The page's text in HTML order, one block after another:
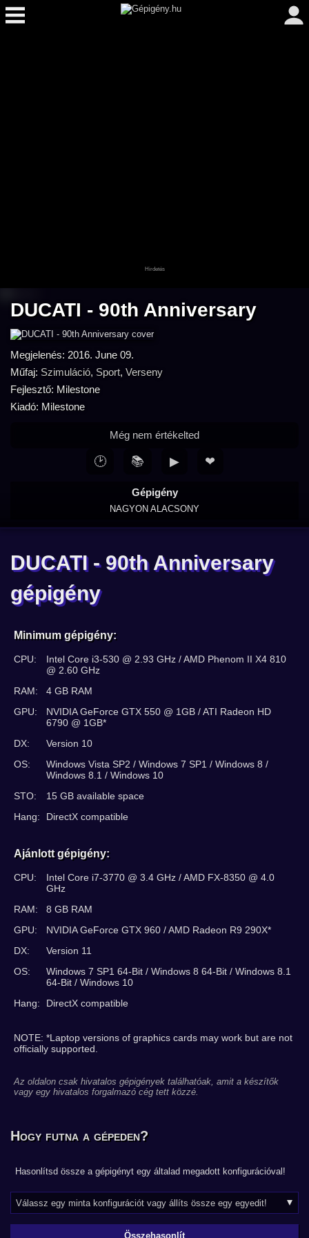
DUCATI - 90th Anniversary
Megjelenés: 2016. June 09.
Műfaj: Szimuláció, Sport, Verseny
Fejlesztő: Milestone
Kiadó: Milestone
Gépigény
NAGYON ALACSONY
Még nem értékelted
🕑 📚 ▶ ❤
DUCATI - 90th Anniversary
gépigény
Minimum gépigény:
CPU:
Intel Core i3-530 @ 2.93 GHz / AMD Phenom II X4 810
@ 2.60 GHz
RAM:
4 GB RAM
GPU:
NVIDIA GeForce GTX 550 @ 1GB / ATI Radeon HD
6790 @ 1GB*
DX:
Version 10
OS:
Windows Vista SP2 / Windows 7 SP1 / Windows 8 /
Windows 8.1 / Windows 10
STO:
15 GB available space
Hang:
DirectX compatible
Ajánlott gépigény:
CPU:
Intel Core i7-3770 @ 3.4 GHz / AMD FX-8350 @ 4.0
GHz
RAM:
8 GB RAM
GPU:
NVIDIA GeForce GTX 960 / AMD Radeon R9 290X*
DX:
Version 11
OS:
Windows 7 SP1 64-Bit / Windows 8 64-Bit / Windows 8.1
64-Bit / Windows 10
Hang:
DirectX compatible
NOTE: *Laptop versions of graphics cards may work but are not
officially supported.
Az oldalon csak hivatalos gépigények találhatóak, amit a készítők
vagy egy hivatalos forgalmazó cég tett közzé.
Hogy futna a gépeden?
Hasonlítsd össze a gépigényt egy általad megadott konfigurációval!